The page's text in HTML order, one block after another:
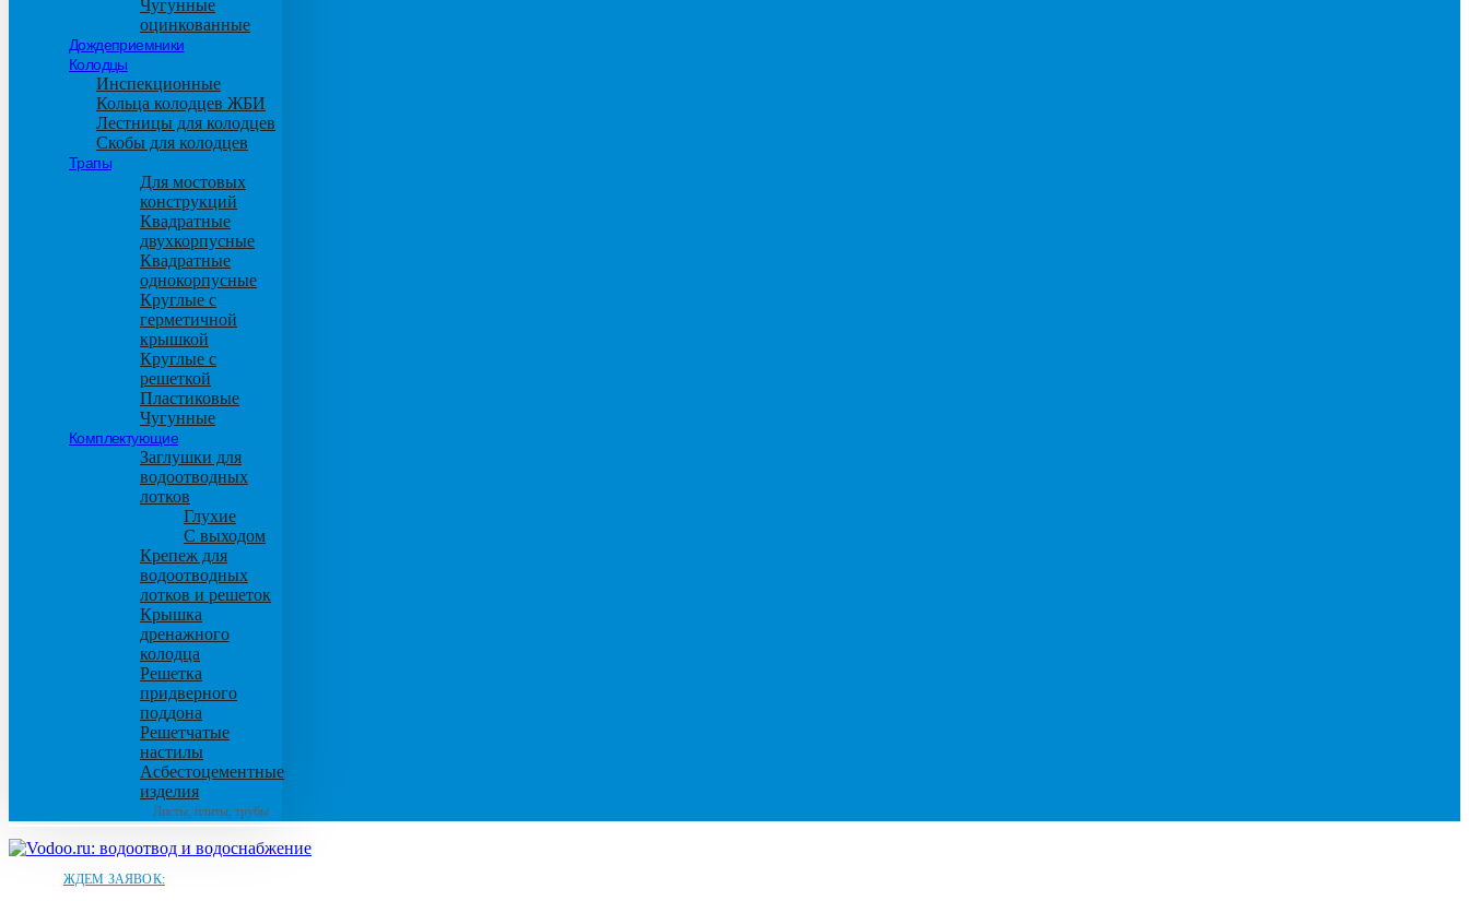
Чугунные
оцинкованные
Дождеприемники
Колодцы
Инспекционные
Кольца колодцев ЖБИ
Лестницы для колодцев
Скобы для колодцев
Трапы
Для мостовых
конструкций
Квадратные
двухкорпусные
Квадратные
однокорпусные
Круглые с
герметичной
крышкой
Круглые с
решеткой
Пластиковые
Чугунные
Комплектующие
Заглушки для
водоотводных
лотков
Глухие
С выходом
Крепеж для
водоотводных
лотков и решеток
Крышка
дренажного
колодца
Решетка
придверного
поддона
Решетчатые
настилы
Асбестоцементные
изделия
Листы, плиты, трубы
ЖДЕМ ЗАЯВОК: